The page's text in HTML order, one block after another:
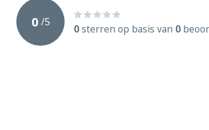
0 /5
0sterren op basis van 0